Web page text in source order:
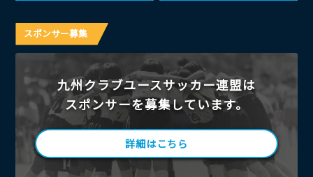
スポンサー募集
九州クラブユースサッカー連盟は
スポンサーを募集しています。
詳細はこちら